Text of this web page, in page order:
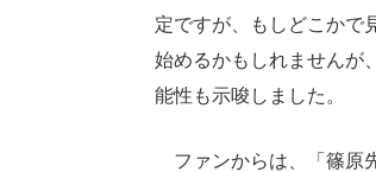
定ですが、もしどこか
始めるかもしれませんが
能性も示唆しました。
ファンからは、「篠原